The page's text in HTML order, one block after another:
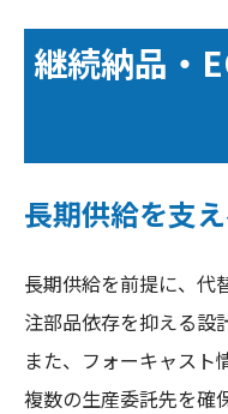
継続納品・
長期供給を支
長期供給を前提に、代
注部品依存を抑える設
また、フォーキャスト
複数の生産委託先を確